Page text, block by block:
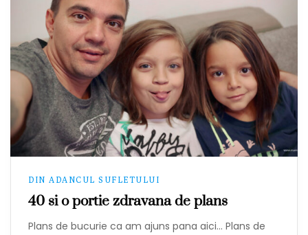
DIN ADANCUL SUFLETULUI
40 si o portie zdravana de plans
Plans de bucurie ca am ajuns pana aici… Plans de